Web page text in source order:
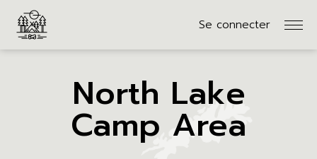
Se connecter
North Lake
Camp Area